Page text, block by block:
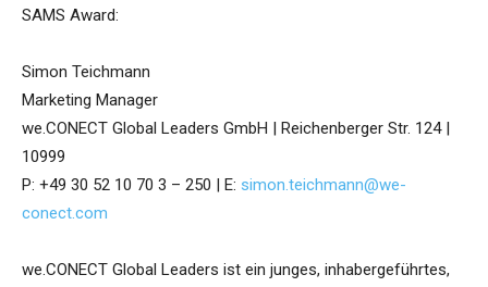
SAMS Award:
Simon Teichmann
Marketing Manager
we.CONECT Global Leaders GmbH | Reichenberger Str. 124 |
10999
P: +49 30 52 10 70 3 – 250 | E: simon.teichmann@we-
conect.com
we.CONECT Global Leaders ist ein junges, inhabergeführtes,